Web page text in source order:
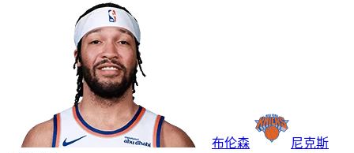
布伦森
尼克斯